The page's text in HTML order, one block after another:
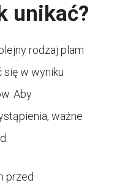
unikać?
rodzaj plam
się w wyniku
Aby
ważne
przed